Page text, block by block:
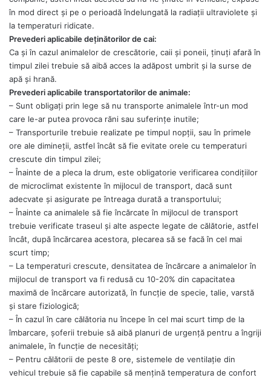
în mod direct şi pe o perioadă îndelungată la radiaţii ultraviolete şi
la temperaturi ridicate.
Prevederi aplicabile deţinătorilor de cai:
Ca şi în cazul animalelor de crescătorie, caii şi poneii, ţinuţi afară în
timpul zilei trebuie să aibă acces la adăpost umbrit și la surse de
apă şi hrană.
Prevederi aplicabile transportatorilor de animale:
– Sunt obligaţi prin lege să nu transporte animalele într-un mod
care le-ar putea provoca răni sau suferinţe inutile;
– Transporturile trebuie realizate pe timpul nopţii, sau în primele
ore ale dimineţii, astfel încât să fie evitate orele cu temperaturi
crescute din timpul zilei;
– Înainte de a pleca la drum, este obligatorie verificarea condiţiilor
de microclimat existente în mijlocul de transport, dacă sunt
adecvate şi asigurate pe întreaga durată a transportului;
– Înainte ca animalele să fie încărcate în mijlocul de transport
trebuie verificate traseul şi alte aspecte legate de călătorie, astfel
încât, după încărcarea acestora, plecarea să se facă în cel mai
scurt timp;
– La temperaturi crescute, densitatea de încărcare a animalelor în
mijlocul de transport va fi redusă cu 10-20% din capacitatea
maximă de încărcare autorizată, în funcţie de specie, talie, varstă
şi stare fiziologică;
– În cazul în care călătoria nu începe în cel mai scurt timp de la
îmbarcare, şoferii trebuie să aibă planuri de urgenţă pentru a îngriji
animalele, în funcţie de necesităţi;
– Pentru călătorii de peste 8 ore, sistemele de ventilaţie din
vehicul trebuie să fie capabile să menţină temperatura de confort